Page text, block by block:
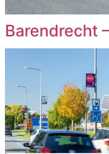
Barendrecht